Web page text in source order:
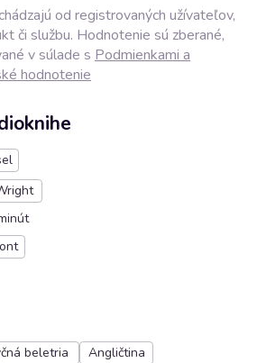
od registrovaných užívateľov,
či službu. Hodnotenie sú zberané,
v súlade s Podmienkami a
hodnotenie
beletria Angličtina